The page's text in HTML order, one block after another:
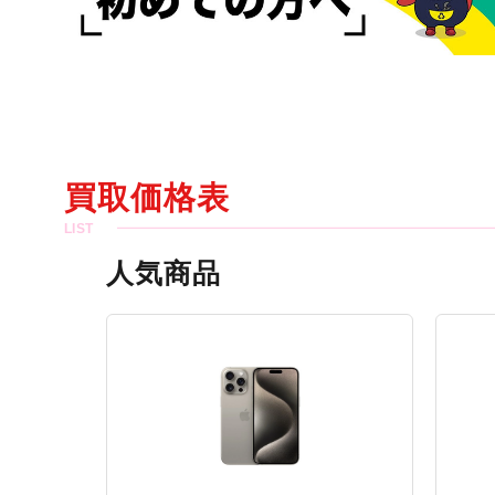
買取価格表
人気商品